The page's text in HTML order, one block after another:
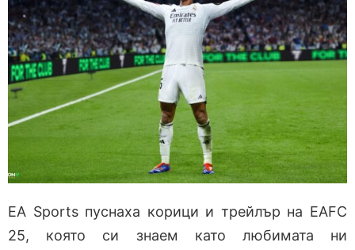
EA Sports пуснаха корици и трейлър на EAFC
25, която си знаем като любимата ни